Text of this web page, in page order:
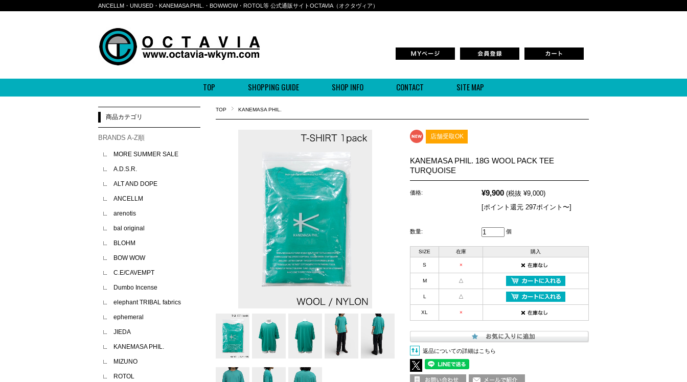
ANCELLM・UNUSED・KANEMASA PHIL.・BOWWOW・ROTOL等 公式通販サイトOCTAVIA（オクタヴィア）
TOP SHOPPING GUIDE SHOP INFO CONTACT SITE MAP
TOP KANEMASA PHIL.
店舗受取OK
KANEMASA PHIL. 18G WOOL PACK TEE
TURQUOISE
価格: ¥9,900 (税抜 ¥9,000)
[ポイント還元 297ポイント〜]
数量: 個
SIZE 在庫 購入
S ×
M △
L △
XL ×
返品についての詳細はこちら
商品カテゴリ
BRANDS A-Z順
MORE SUMMER SALE
A.D.S.R.
ALT AND DOPE
ANCELLM
arenotis
bal original
BLOHM
BOW WOW
C.E/CAVEMPT
Dumbo Incense
elephant TRIBAL fabrics
ephemeral
JIEDA
KANEMASA PHIL.
MIZUNO
ROTOL